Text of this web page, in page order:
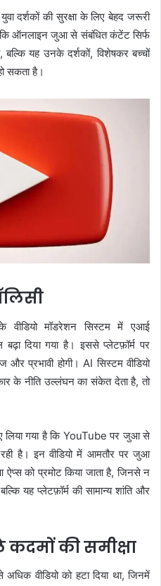
दर्शकों की सुरक्षा के लिए बेहद जरूरी
कि ऑनलाइन जुआ से संबंधित कंटेंट सिर्फ
बल्कि यह उनके दर्शकों, विशेषकर बच्चों
सकता है।
मॉडरेशन सिस्टम में एआई
दिया गया है। इससे प्लेटफ़ॉर्म पर
प्रभावी होगी। AI सिस्टम वीडियो
के नीति उल्लंघन का संकेत देता है, तो
लिया गया है कि YouTube पर जुआ से
रही है। इन वीडियो में आमतौर पर जुआ
को प्रमोट किया जाता है, जिनसे न
यह प्लेटफ़ॉर्म की सामान्य शांति और
की समीक्षा
वीडियो को हटा दिया था, जिनमें